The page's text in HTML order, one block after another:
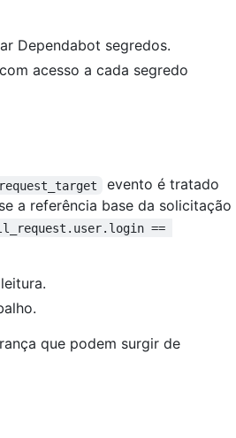
Dependabot segredos.
acesso a cada segredo
evento é tratado
a referência base da solicitação
==
que podem surgir de